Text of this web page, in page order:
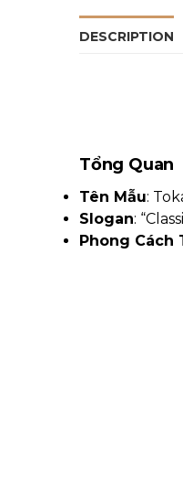
DESCRIPTION
Tổng Quan
Tên Mẫu:
Slogan:
Phong Cách